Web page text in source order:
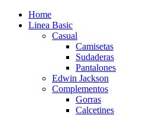
Home
Linea Basic
Casual
Camisetas
Sudaderas
Pantalones
Edwin Jackson
Complementos
Gorras
Calcetines